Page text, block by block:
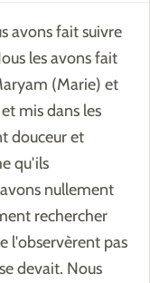
avons fait suivre
les avons fait
(Marie) et
mis dans les
douceur et
qu'ils
nullement
rechercher
l'observèrent pas
devait. Nous